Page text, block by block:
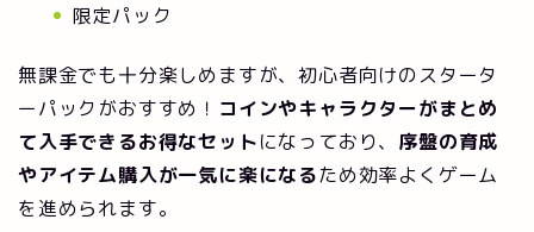
限定パック
無課金でも十分楽しめますが、初心者向けのスタータ
ーパックがおすすめ！ コインやキャラクターがまとめ
て入手できるお得なセットになっており、 序盤の育成
やアイテム購入が一気に楽になるため効率よくゲーム
を進められます。